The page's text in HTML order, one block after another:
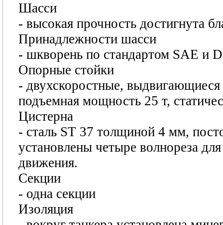
Шасси
- высокая прочность достигнута
Принадлежности шасси
- шкворень по стандартом SAE и
Опорные стойки
- двухскоростные,
подъемная мощность 25 т,
Цистерна
- сталь ST 37 толщиной 4 мм,
установлены четыре волнореза
движения.
Секции
- одна секции
Изоляция